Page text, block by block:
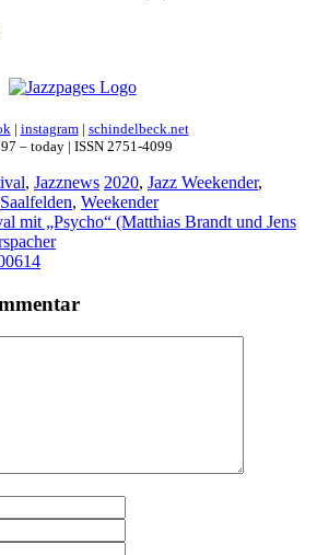
| instagram| schindelbeck.net
– today | ISSN 2751-4099
, Jazznews Schlagwörter
2020, Jazz Weekender,
Saalfelden, Weekender
mit „Psycho“ (Matthias Brandt und Jens
Mail-
Adresse